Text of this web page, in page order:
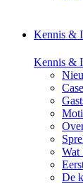
Kennis &
Kennis &
Wat
De